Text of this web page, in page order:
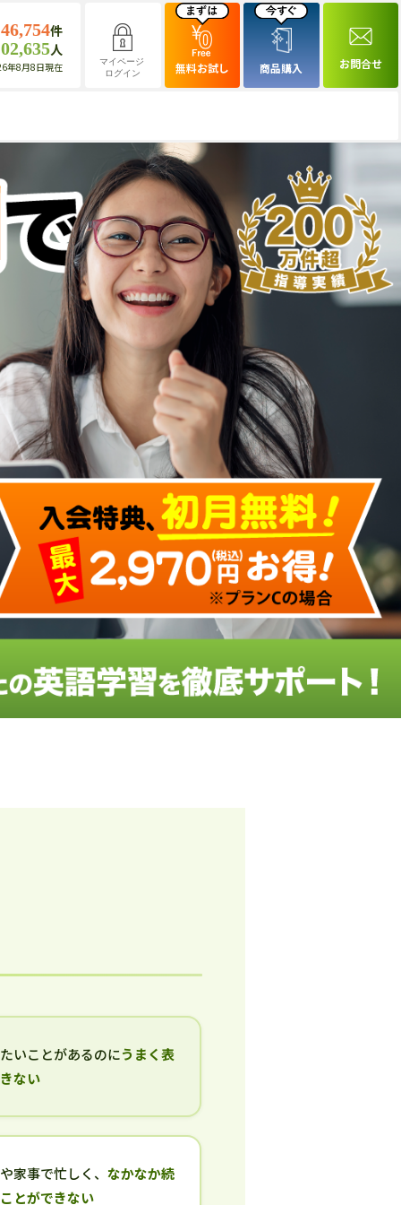
件
人
年8月8日現在
マイページ
ログイン
無料お試し 商品購入 お問合せ
いことがあるのにうまく表
ない
家事で忙しく、なかなか続
とができない